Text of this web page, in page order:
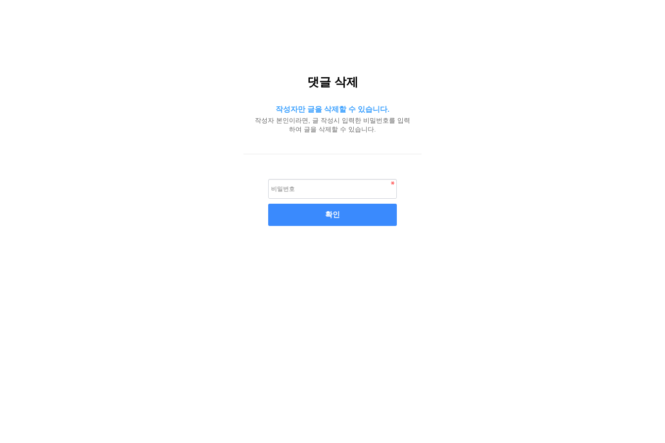
댓글 삭제
작성자만 글을 삭제할 수 있습니다.
작성자 본인이라면, 글 작성시 입력한 비밀번호를 입력
하여 글을 삭제할 수 있습니다.